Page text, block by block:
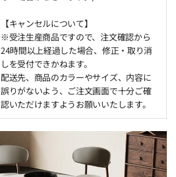
【キャンセルについて】
※受注生産商品ですので、注文確認から
24時間以上経過した場合、修正・取り消
しを受付できかねます。
配送先、商品のカラーやサイズ、内容に
誤りがないよう、ご注文画面で十分ご確
認いただけますようお願いいたします。